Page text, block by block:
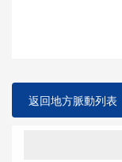
返回地方脈動列表